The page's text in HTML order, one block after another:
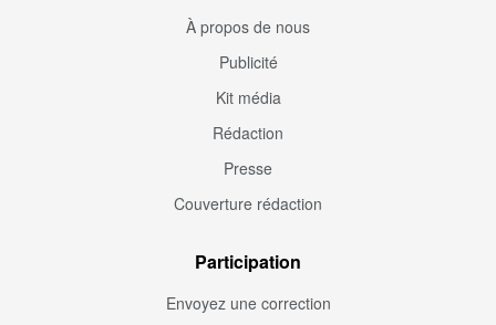
À propos de nous
Publicité
Kit média
Rédaction
Presse
Couverture rédaction
Participation
Envoyez une correction